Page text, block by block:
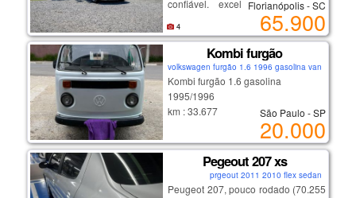
computador de bordo, modo eco.
rodas de liga, ajuste de bancos,
multimídia e muito mais...
segundo dono, nota de zero,
cautelar 100% sem repintura.
oportunidade de adquirir o melhor
da região, confira!
_______________________
confiável. excelente opção para
família, aplicativo ou quem busca
um sedã completo com baixo custo
de manutenção.
destaques:
motor 1.6 forte e econômico
excelente espaço interno e porta-
conforto e dirigibilidade
manutenção em dia
carro impecável, sem detalhes
Florianópolis - SC
65.900
4
Kombi furgão
volkswagen furgão 1.6 1996 gasolina van
Kombi furgão 1.6 gasolina
1995/1996
km : 33.677
km original, pneus em bom estado,
funcionando.
com troca recente da bateria, tanque
e limpeza completa da carburação
São Paulo - SP
20.000
Pegeout 207 xs
prgeout 2011 2010 flex sedan
Peugeot 207, pouco rodado (70.255